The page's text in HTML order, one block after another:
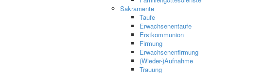
Sakramente
Taufe
Erwachsenentaufe
Erstkommunion
Firmung
Erwachsenenfirmung
(Wieder-)Aufnahme
Trauung